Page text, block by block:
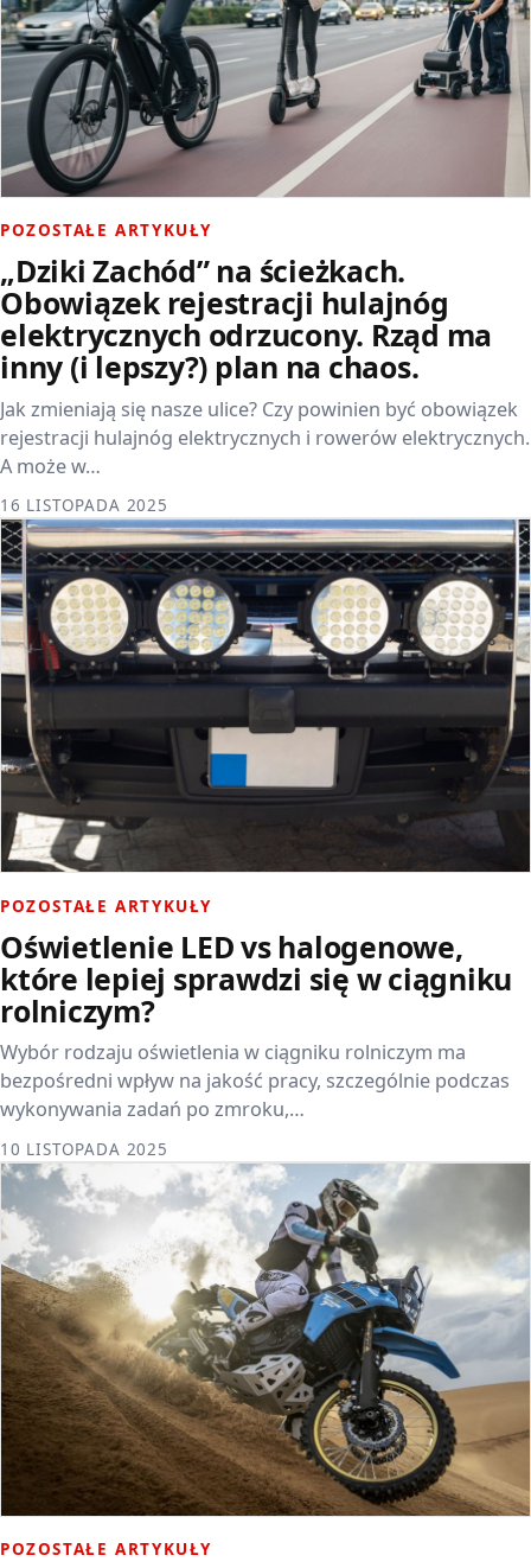
POZOSTAŁE ARTYKUŁY
„Dziki Zachód” na ścieżkach.
Obowiązek rejestracji hulajnóg
elektrycznych odrzucony. Rząd ma
inny (i lepszy?) plan na chaos.
Jak zmieniają się nasze ulice? Czy powinien być obowiązek
rejestracji hulajnóg elektrycznych i rowerów elektrycznych.
A może w…
16 LISTOPADA 2025
POZOSTAŁE ARTYKUŁY
Oświetlenie LED vs halogenowe,
które lepiej sprawdzi się w ciągniku
rolniczym?
Wybór rodzaju oświetlenia w ciągniku rolniczym ma
bezpośredni wpływ na jakość pracy, szczególnie podczas
wykonywania zadań po zmroku,…
10 LISTOPADA 2025
POZOSTAŁE ARTYKUŁY